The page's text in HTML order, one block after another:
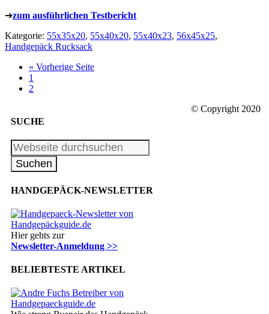
➔zum ausführlichen Testbericht
Kategorie: 55x35x20, 55x40x20, 55x40x23, 56x45x25,
Handgepäck Rucksack
« Vorherige Seite
1
2
SUCHE
HANDGEPÄCK-NEWSLETTER
Hier gehts zur
Newsletter-Anmeldung >>
BELIEBTESTE ARTIKEL
© Copyright 2020